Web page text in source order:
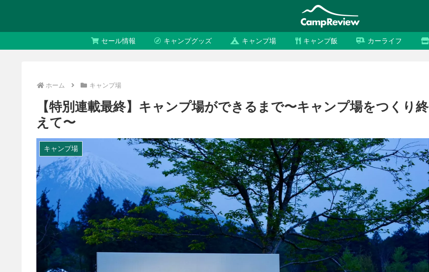
セール情報 キャンプグッズ キャンプ場 キャンプ飯 カーライフ
ホーム キャンプ場
【特別連載最終】キャンプ場ができるまで〜キャンプ場をつくり終
えて〜
キャンプ場